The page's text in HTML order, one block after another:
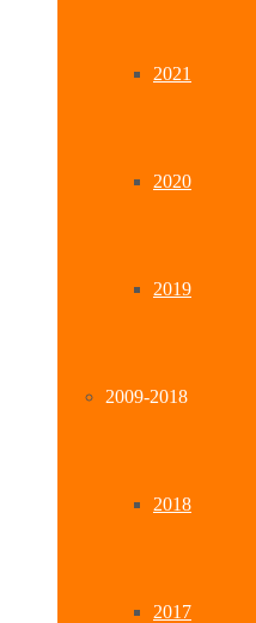
2021
2020
2019
2009-2018
2018
2017